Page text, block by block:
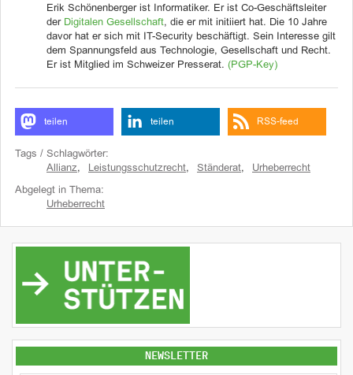
Erik Schönenberger ist Informatiker. Er ist Co-Geschäftsleiter
der Digitalen Gesellschaft, die er mit initiiert hat. Die 10 Jahre
davor hat er sich mit IT-Security beschäftigt. Sein Interesse gilt
dem Spannungsfeld aus Technologie, Gesellschaft und Recht.
Er ist Mitglied im Schweizer Presserat. (PGP-Key)
teilen teilen RSS-feed
Tags / Schlagwörter:
Allianz, Leistungsschutzrecht, Ständerat, Urheberrecht
Abgelegt in Thema:
Urheberrecht
NEWSLETTER